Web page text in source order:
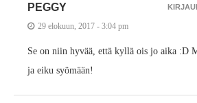
PEGGY
29 elokuun, 2017 - 3:04 pm
Se on niin hyvää, että kyllä ois jo aika :D
ja eiku syömään!